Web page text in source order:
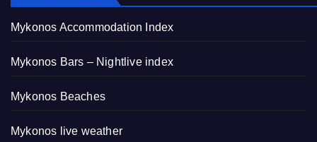
Mykonos Accommodation Index
Mykonos Bars – Nightlive index
Mykonos Beaches
Mykonos live weather